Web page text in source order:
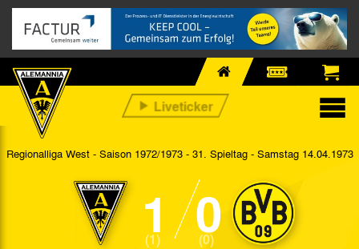
Regionalliga West - Saison 1972/1973 - 31. Spieltag - Samstag 14.04.1973
1
(1) 0
(0)